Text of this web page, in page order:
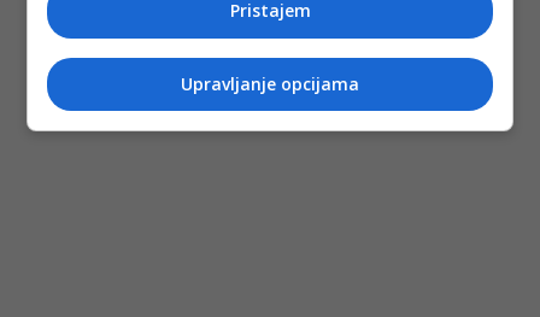
Pristajem
Upravljanje opcijama